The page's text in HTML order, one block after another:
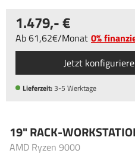
1.479,-
Ab61,62 /Monat 0%
Jetzt
Lieferzeit:3-5 Werktage
19" RACK-
AMD Ryzen 9000